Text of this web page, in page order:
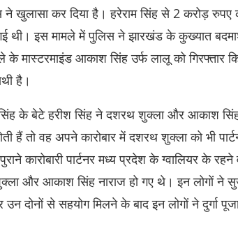
खुलासा कर दिया है। हरेराम सिंह से 2 करोड़ रुपए
थी। इस मामले में पुलिस ने झारखंड के कुख्यात
के मास्टरमाइंड आकाश सिंह उर्फ लालू को
है।
सिंह के बेटे हरीश सिंह ने दशरथ शुक्ला और आकाश
हैं तो वह अपने कारोबार में दशरथ शुक्ला को भी
कारोबारी पार्टनर मध्य प्रदेश के ग्वालियर के रहने
और आकाश सिंह नाराज हो गए थे। इन लोगों ने
दोनों से सहयोग मिलने के बाद इन लोगों ने दुर्गा